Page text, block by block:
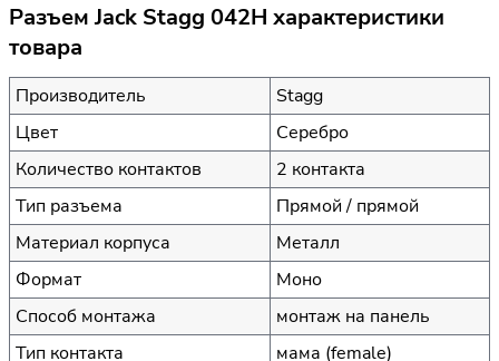
Разъем Jack Stagg 042H характеристики
товара
Производитель
Stagg
Цвет
Серебро
Количество контактов
2 контакта
Тип разъема
Прямой / прямой
Материал корпуса
Металл
Формат
Моно
Способ монтажа
монтаж на панель
Тип контакта
мама (female)